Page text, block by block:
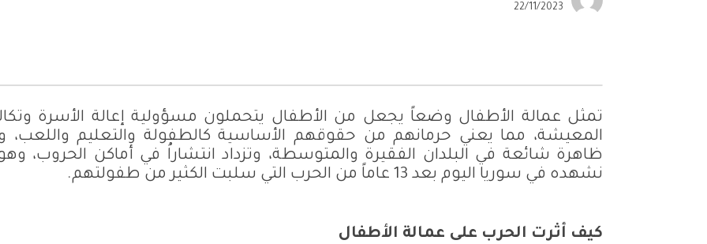
22/11/2023
تمثل عمالة الأطفال وضعاً يجعل من الأطفال يتحملون مسؤولية إعالة الأسرة
المعيشة، مما يعني حرمانهم من حقوقهم الأساسية كالطفولة والتعليم واللعب،
ظاهرة شائعة في البلدان الفقيرة والمتوسطة، وتزداد انتشاراُ في أماكن الحروب،
نشهده في سوريا اليوم بعد 13 عاماً من الحرب التي سلبت الكثير من طفولتهم.
كيف أثرت الحرب على عمالة الأطفال